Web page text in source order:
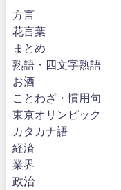
方言
花言葉
まとめ
熟語・四文字熟語
お酒
ことわざ・慣用句
東京オリンピック
カタカナ語
経済
業界
政治